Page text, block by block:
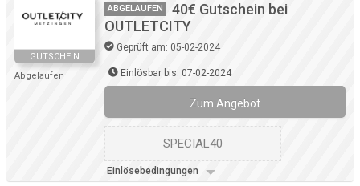
GUTSCHEIN
Abgelaufen
ABGELAUFEN
40€ Gutschein bei
OUTLETCITY
Geprüft am: 05-02-2024
Einlösbar bis: 07-02-2024
Zum Angebot
SPECIAL40
Einlösebedingungen